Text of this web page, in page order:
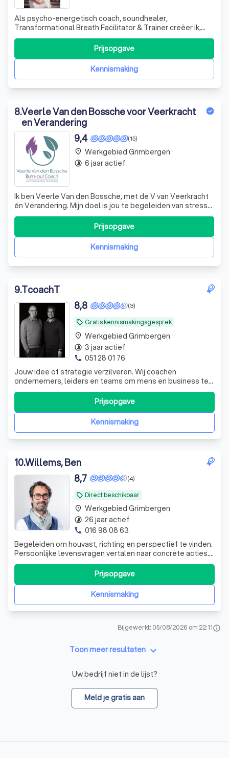
Als psycho-energetisch coach, soundhealer,
Transformational Breath Facilitator & Trainer creëer ik,
Goedele Van den Eynde, voor jou in mijn coachingspraktijk
in de buurt van Antwerpen een veilige ruimte waar je
helemaal jezelf kan zijn. Ik begeleid je op een innerlijk reis
Kennismaking
Prijsopgave
8.Veerle Van den Bossche voor Veerkracht
en Verandering
(15)
9,4
Ik ben Veerle Van den Bossche, met de V van Veerkracht
én Verandering. Mijn doel is jou te begeleiden van stress
en burn-out naar Veerkrachtig in het leven te staan.
Daarvoor is Verandering nodig.
Kennismaking
Prijsopgave
place Werkgebied Grimbergen
timelapse 6 jaar actief
9.TcoachT
local_offer Gratis kennismakingsgesprek
(3)
8,8
Jouw idee of strategie verzilveren. Wij coachen
ondernemers, leiders en teams om mens en business te
verbinden. Voor leiderschap met impact op basis van
verbinding en resultaten die blijven plakken.
Kennismaking
Prijsopgave
place Werkgebied Grimbergen
timelapse 3 jaar actief
phone 051 28 01 76
10.Willems, Ben
local_offer Direct beschikbaar
(4)
8,7
Begeleiden om houvast, richting en perspectief te vinden.
Persoonlijke levensvragen vertalen naar concrete acties.
Mensgericht, focus op resultaat: ik zet in beweging vanuit
Kennismaking
Prijsopgave
place Werkgebied Grimbergen
timelapse 26 jaar actief
phone 016 98 08 63
Bijgewerkt: 05/08/2026 om 22:11info
Toon meer resultaten keyboard_arrow_down
Uw bedrijf niet in de lijst?
Meld je gratis aan